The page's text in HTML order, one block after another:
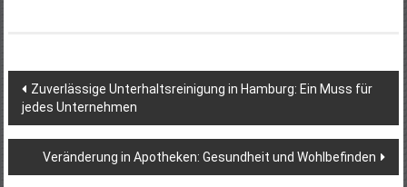
Beitragsnavigation
Zuverlässige Unterhaltsreinigung in Hamburg: Ein Muss für
jedes Unternehmen
Veränderung in Apotheken: Gesundheit und Wohlbefinden